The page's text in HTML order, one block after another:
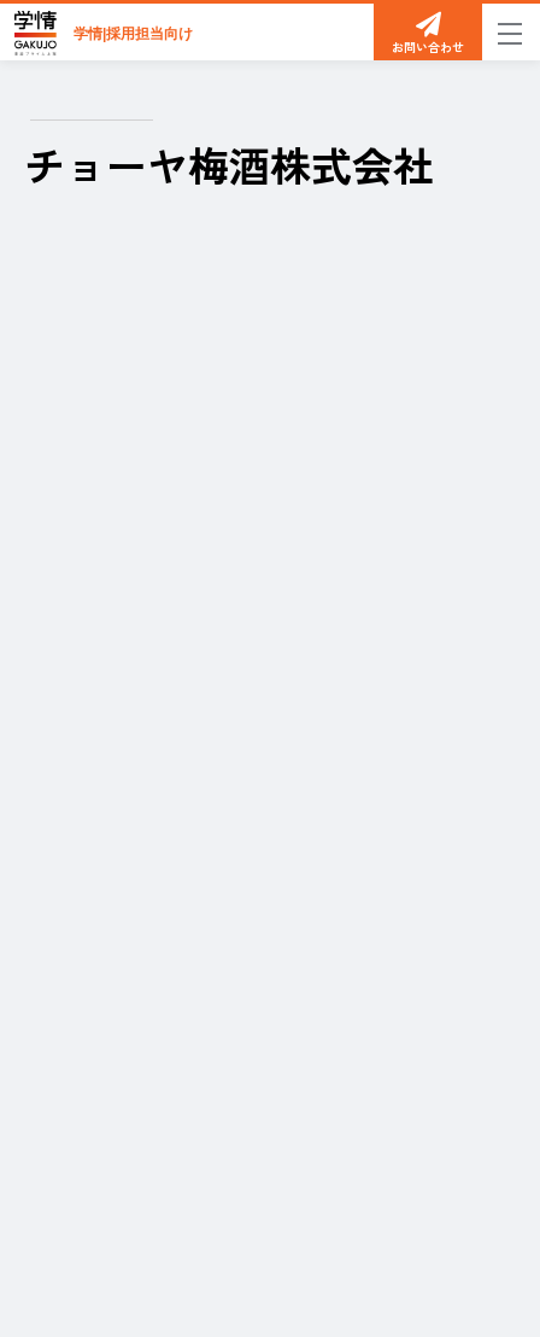
学情|採用担当向け
お問い合わせ
チョーヤ梅酒株式会社